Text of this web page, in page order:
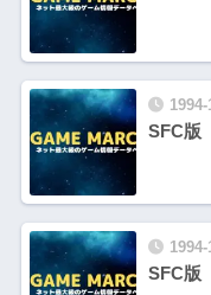
1994-
SFC版
1994-
SFC版